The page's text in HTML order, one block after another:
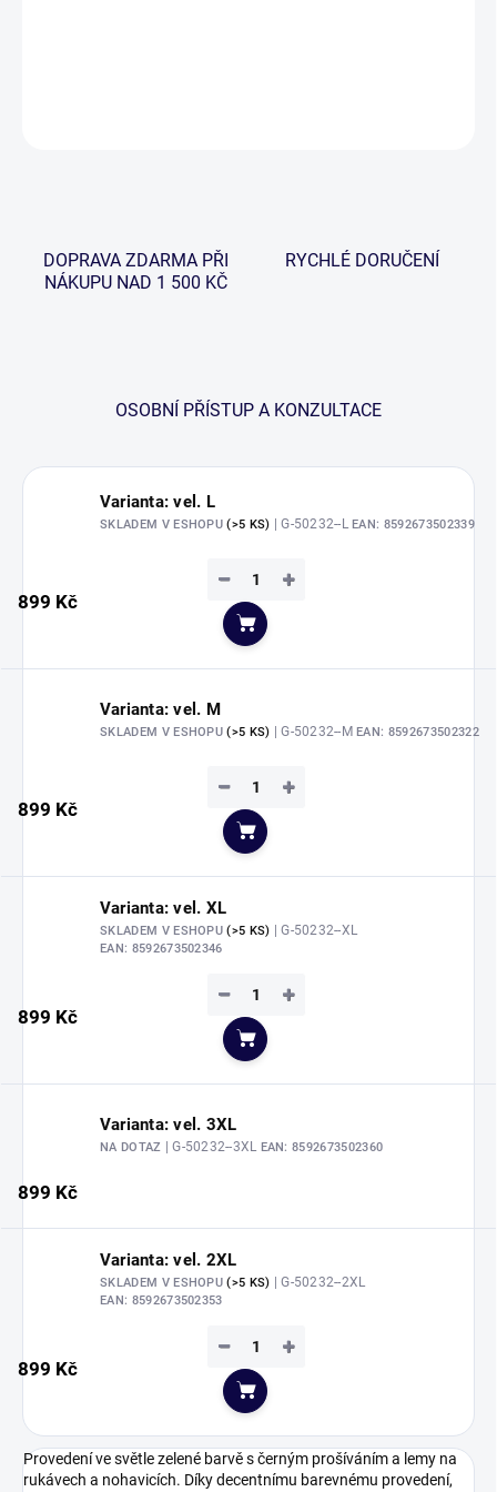
DOPRAVA ZDARMA PŘI
NÁKUPU NAD 1 500 KČ
RYCHLÉ DORUČENÍ
OSOBNÍ PŘÍSTUP A KONZULTACE
Varianta: vel. L
SKLADEM V ESHOPU(>5 KS) | G-50232--LEAN: 8592673502339
899 Kč
+
−
Do košíku
Varianta: vel. M
SKLADEM V ESHOPU(>5 KS) | G-50232--MEAN: 8592673502322
899 Kč
+
−
Do košíku
Varianta: vel. XL
SKLADEM V ESHOPU(>5 KS) | G-50232--XL
EAN: 8592673502346
899 Kč
+
−
Do košíku
Varianta: vel. 3XL
NA DOTAZ | G-50232--3XL EAN: 8592673502360
899 Kč
Varianta: vel. 2XL
SKLADEM V ESHOPU(>5 KS) | G-50232--2XL
EAN: 8592673502353
899 Kč
+
−
Do košíku
Provedení ve světle zelené barvě s černým prošíváním a lemy na
rukávech a nohavicích. Díky decentnímu barevnému provedení,